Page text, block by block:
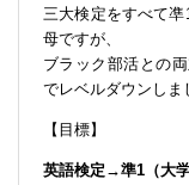
三大検定をすべて
母ですが、
ブラック部活との
でレベルダウンしま
【目標】
英語検定→準1（大学